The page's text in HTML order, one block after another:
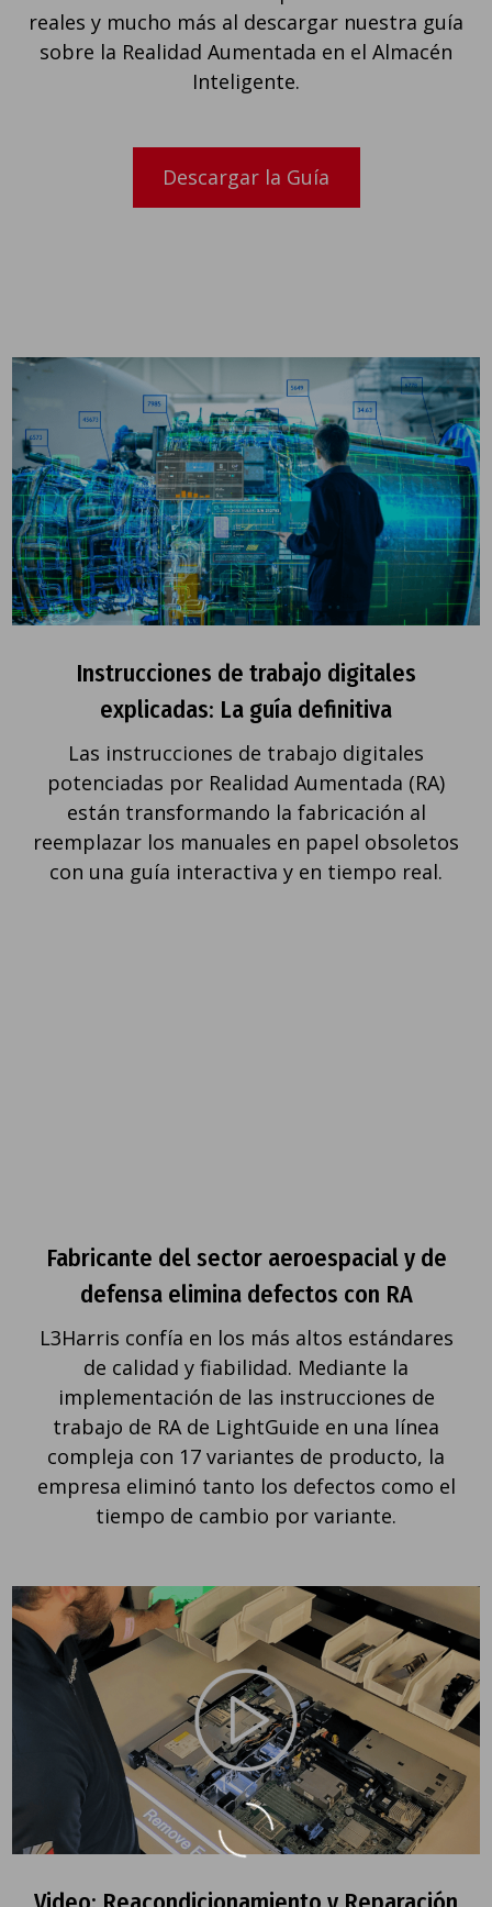
reales y mucho más al descargar nuestra guía
sobre la Realidad Aumentada en el Almacén
Inteligente.
Descargar la Guía
Instrucciones de trabajo digitales
explicadas: La guía definitiva
Las instrucciones de trabajo digitales
potenciadas por Realidad Aumentada (RA)
están transformando la fabricación al
reemplazar los manuales en papel obsoletos
con una guía interactiva y en tiempo real.
Fabricante del sector aeroespacial y de
defensa elimina defectos con RA
L3Harris confía en los más altos estándares
de calidad y fiabilidad. Mediante la
implementación de las instrucciones de
trabajo de RA de LightGuide en una línea
compleja con 17 variantes de producto, la
empresa eliminó tanto los defectos como el
tiempo de cambio por variante.